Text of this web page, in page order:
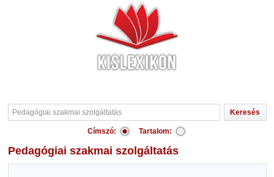
Címszó: Tartalom:
Pedagógiai szakmai szolgáltatás